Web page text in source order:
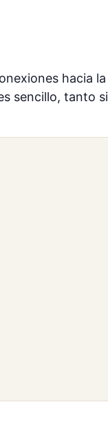
hacia la
sencillo, tanto